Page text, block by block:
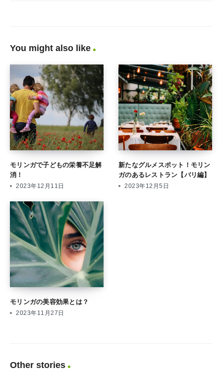
You might also like
モリンガで子どもの栄養不足解
消！
2023年12月11日
新たなグルメスポット！モリン
ガのあるレストラン【バリ編】
2023年12月5日
モリンガの美容効果とは？
2023年11月27日
Other stories